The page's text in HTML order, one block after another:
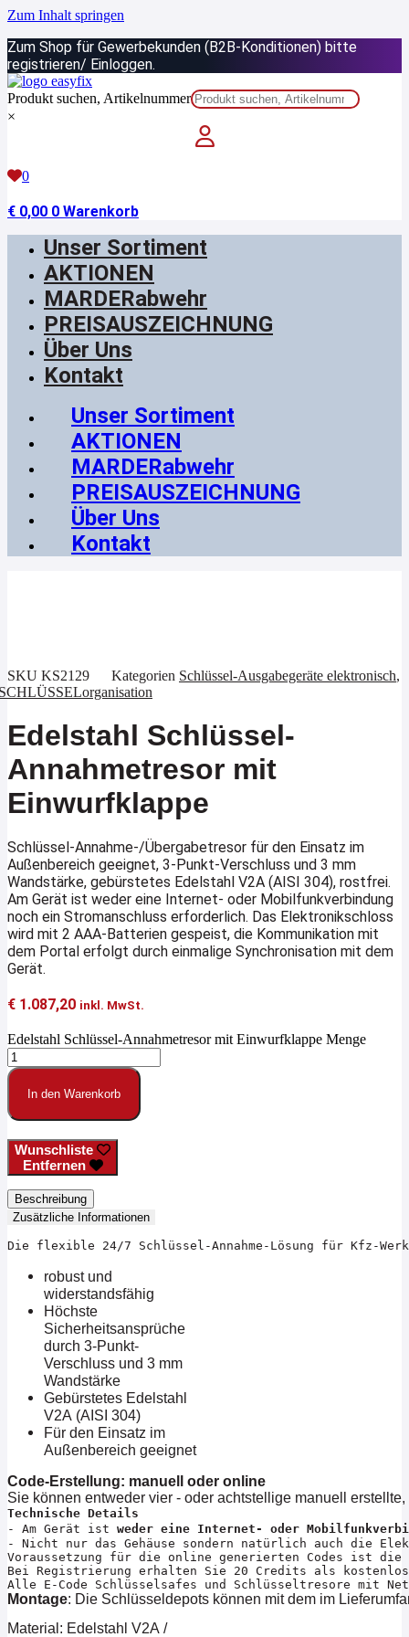
Zum Inhalt springen
Zum Shop für Gewerbekunden (B2B-Konditionen) bitte
registrieren/ Einloggen.
Produkt suchen, Artikelnummer
×
0
€ 0,00 0 Warenkorb
Unser Sortiment
AKTIONEN
MARDERabwehr
PREISAUSZEICHNUNG
Über Uns
Kontakt
Unser Sortiment
AKTIONEN
MARDERabwehr
PREISAUSZEICHNUNG
Über Uns
Kontakt
SKU KS2129 Kategorien Schlüssel-Ausgabegeräte elektronisch,
Edelstahl Schlüssel-
Annahmetresor mit
Einwurfklappe
Schlüssel-Annahme-/Übergabetresor für den Einsatz im
Außenbereich geeignet, 3-Punkt-Verschluss und 3 mm
Wandstärke, gebürstetes Edelstahl V2A (AISI 304), rostfrei.
Am Gerät ist weder eine Internet- oder Mobilfunkverbindung
noch ein Stromanschluss erforderlich. Das Elektronikschloss
wird mit 2 AAA-Batterien gespeist, die Kommunikation mit
dem Portal erfolgt durch einmalige Synchronisation mit dem
Gerät.
€ 1.087,20 inkl. MwSt.
Edelstahl Schlüssel-Annahmetresor mit Einwurfklappe Menge
In den Warenkorb
Wunschliste
Entfernen
Beschreibung
Zusätzliche Informationen
Die flexible 24/7 Schlüssel-Annahme-Lösung für Kfz-
robust und
widerstandsfähig
Höchste
Sicherheitsansprüche
durch 3-Punkt-
Verschluss und 3 mm
Wandstärke
Gebürstetes Edelstahl
V2A (AISI 304)
Für den Einsatz im
Außenbereich geeignet
Code-Erstellung: manuell oder online
Sie können entweder vier - oder achtstellige manuell
Technische Details
- Am Gerät ist weder eine Internet- oder
- Nicht nur das Gehäuse sondern natürlich auch die
Voraussetzung für die online generierten Codes ist die
Bei Registrierung erhalten Sie 20 Credits als
Montage: Die Schlüsseldepots können mit dem im
Material: Edelstahl V2A /